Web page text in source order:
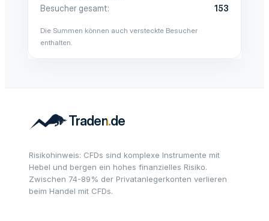
Besucher gesamt
153
Die Summen können auch versteckte Besucher
enthalten.
Risikohinweis: CFDs sind komplexe Instrumente mit
Hebel und bergen ein hohes finanzielles Risiko.
Zwischen 74-89% der Privatanlegerkonten verlieren
beim Handel mit CFDs.